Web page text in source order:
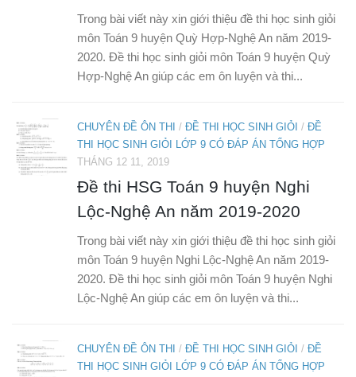
Trong bài viết này xin giới thiệu đề thi học sinh giỏi
môn Toán 9 huyện Quỳ Hợp-Nghệ An năm 2019-
2020. Đề thi học sinh giỏi môn Toán 9 huyện Quỳ
Hợp-Nghệ An giúp các em ôn luyện và thi...
CHUYÊN ĐỀ ÔN THI / ĐỀ THI HỌC SINH GIỎI / ĐỀ
THI HỌC SINH GIỎI LỚP 9 CÓ ĐÁP ÁN TỔNG HỢP
THÁNG 12 11, 2019
Đề thi HSG Toán 9 huyện Nghi
Lộc-Nghệ An năm 2019-2020
Trong bài viết này xin giới thiệu đề thi học sinh giỏi
môn Toán 9 huyện Nghi Lộc-Nghệ An năm 2019-
2020. Đề thi học sinh giỏi môn Toán 9 huyện Nghi
Lộc-Nghệ An giúp các em ôn luyện và thi...
CHUYÊN ĐỀ ÔN THI / ĐỀ THI HỌC SINH GIỎI / ĐỀ
THI HỌC SINH GIỎI LỚP 9 CÓ ĐÁP ÁN TỔNG HỢP